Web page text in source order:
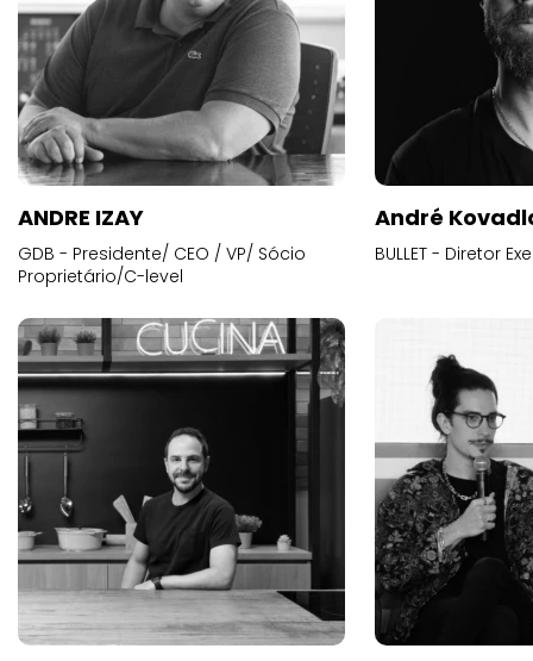
ANDRE IZAY
GDB - Presidente/ CEO / VP/ Sócio
Proprietário/C-level
André
BULLET - Diretor